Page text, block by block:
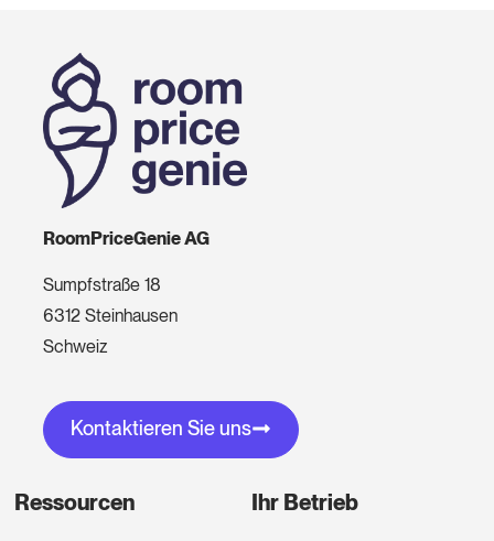
RoomPriceGenie AG
Sumpfstraße 18
6312 Steinhausen
Schweiz
Kontaktieren Sie uns
Ressourcen Ihr Betrieb